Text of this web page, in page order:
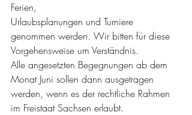
Ferien,
Urlaubsplanungen und Turniere
genommen werden. Wir bitten für diese
Vorgehensweise um Verständnis.
Alle angesetzten Begegnungen ab dem
Monat Juni sollen dann ausgetragen
werden, wenn es der rechtliche Rahmen
im Freistaat Sachsen erlaubt.